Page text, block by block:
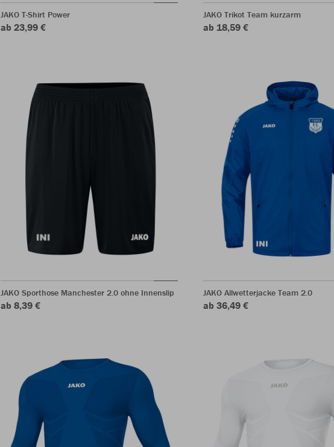
JAKO T-Shirt Power
ab 23,99 €
JAKO Trikot Team kurzarm
ab 18,59 €
JAKO Sporthose Manchester 2.0 ohne Innenslip
ab 8,39 €
JAKO Allwetterjacke Team 2.0
ab 36,49 €